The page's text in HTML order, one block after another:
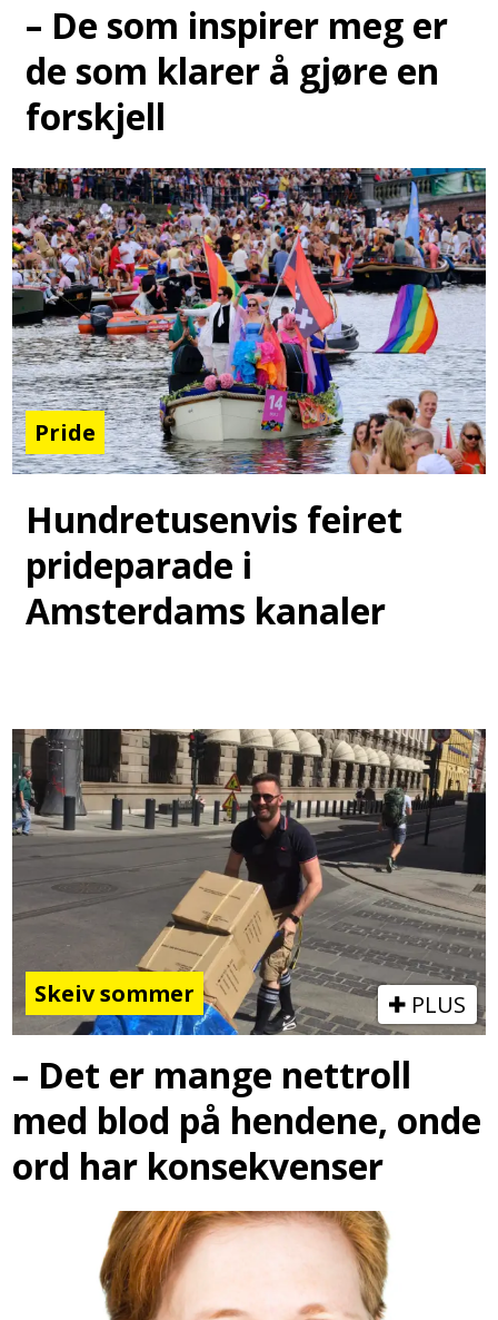
– De som inspirer meg er
de som klarer å gjøre en
forskjell
Pride
Hundretusenvis feiret
prideparade i
Amsterdams kanaler
Skeiv sommer PLUS
– Det er mange nettroll
med blod på hendene, onde
ord har konsekvenser